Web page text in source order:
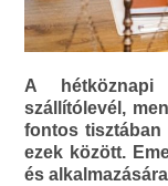
A
szállítólevél,
fontos tisztában
ezek között.
és